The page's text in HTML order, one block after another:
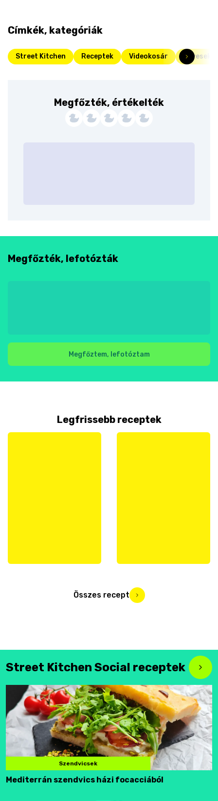
Címkék, kategóriák
Street Kitchen Receptek Videokosár Levesek
Megfőzték, értékelték
Megfőzték, lefotózták
Megfőztem, lefotóztam
Legfrissebb receptek
Összes recept
Street Kitchen Social receptek
Szendvicsek
Mediterrán szendvics házi focacciából